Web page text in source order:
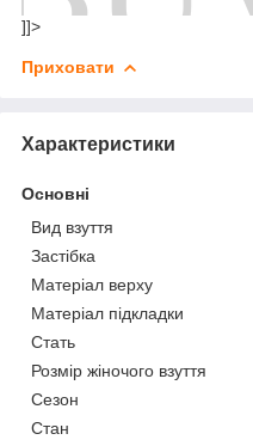
]]>
Приховати
Характеристики
Основні
Вид взуття
Застібка
Матеріал верху
Матеріал підкладки
Стать
Розмір жіночого взуття
Сезон
Стан